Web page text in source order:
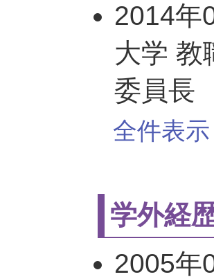
2014年
大学 教
委員長
全件表
学外経
2005年